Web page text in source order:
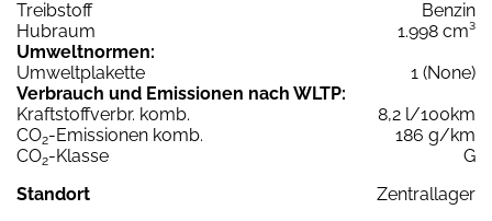
Treibstoff
Benzin
Hubraum
1.998 cm³
Umweltnormen:
Umweltplakette
1 (None)
Verbrauch und Emissionen nach WLTP:
Kraftstoffverbr. komb.
8,2 l/100km
CO2-Emissionen komb.
186 g/km
CO2-Klasse
G
Standort
Zentrallager